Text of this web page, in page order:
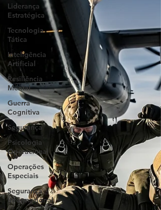
Liderança
Estratégica
Tecnologia
Tática
Inteligência
Artificial
Resiliência
Mental
Guerra
Cognitiva
Segurança
Psicologia
Operacional
Operações
Especiais
Segurança
Informacional